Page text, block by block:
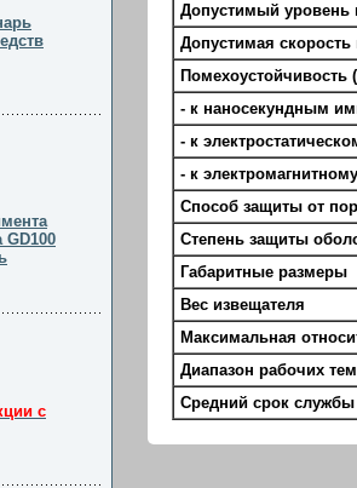
Допустимый уровень
Допустимая скорость
Помехоустойчивость
- к наносекундным
- к
- к
Способ защиты от
Степень защиты
Габаритные размеры
Вес извещателя
Максимальная
Диапазон рабочих
Средний срок службы
GD100
с